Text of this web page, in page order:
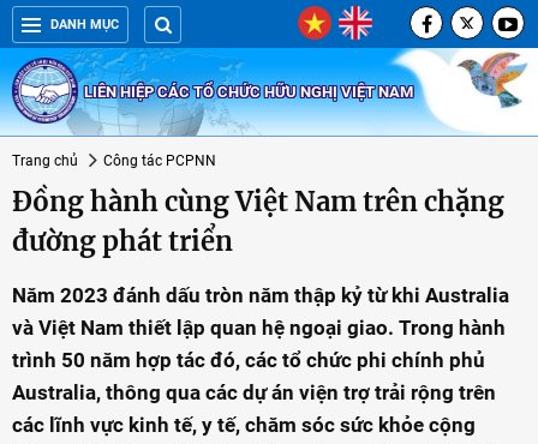
DANH MỤC
LIÊN HIỆP CÁC TỔ CHỨC HỮU NGHỊ VIỆT NAM
Trang chủ Công tác PCPNN
Đồng hành cùng Việt Nam trên chặng
đường phát triển
Năm 2023 đánh dấu tròn năm thập kỷ từ khi Australia
và Việt Nam thiết lập quan hệ ngoại giao. Trong hành
trình 50 năm hợp tác đó, các tổ chức phi chính phủ
Australia, thông qua các dự án viện trợ trải rộng trên
các lĩnh vực kinh tế, y tế, chăm sóc sức khỏe cộng